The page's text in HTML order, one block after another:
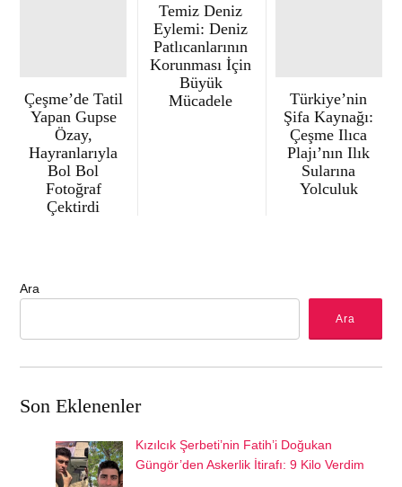
Çeşme’de Tatil
Yapan Gupse
Özay,
Hayranlarıyla
Bol Bol
Fotoğraf
Çektirdi
Temiz Deniz
Eylemi: Deniz
Patlıcanlarının
Korunması İçin
Büyük
Mücadele
Türkiye’nin
Şifa Kaynağı:
Çeşme Ilıca
Plajı’nın Ilık
Sularına
Yolculuk
Ara
Ara
Son Eklenenler
Kızılcık Şerbeti’nin Fatih’i Doğukan
Güngör’den Askerlik İtirafı: 9 Kilo Verdim